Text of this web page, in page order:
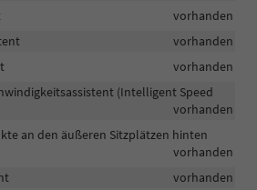
vorhanden
vorhanden
vorhanden
(Intelligent Speed
vorhanden
an den äußeren Sitzplätzen hinten
vorhanden
vorhanden